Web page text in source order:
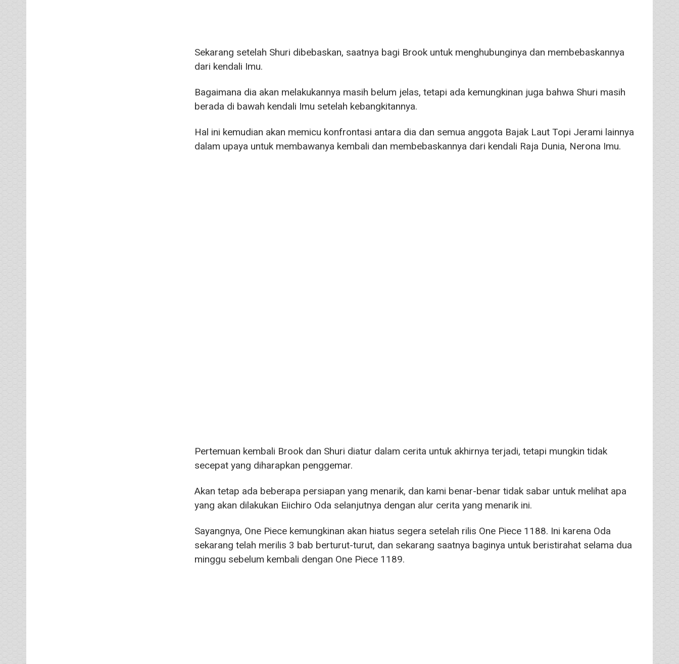
Sekarang setelah Shuri dibebaskan, saatnya bagi Brook untuk menghubunginya dan membebaskannya
dari kendali Imu.
Bagaimana dia akan melakukannya masih belum jelas, tetapi ada kemungkinan juga bahwa Shuri masih
berada di bawah kendali Imu setelah kebangkitannya.
Hal ini kemudian akan memicu konfrontasi antara dia dan semua anggota Bajak Laut Topi Jerami lainnya
dalam upaya untuk membawanya kembali dan membebaskannya dari kendali Raja Dunia, Nerona Imu.
Pertemuan kembali Brook dan Shuri diatur dalam cerita untuk akhirnya terjadi, tetapi mungkin tidak
secepat yang diharapkan penggemar.
Akan tetap ada beberapa persiapan yang menarik, dan kami benar-benar tidak sabar untuk melihat apa
yang akan dilakukan Eiichiro Oda selanjutnya dengan alur cerita yang menarik ini.
Sayangnya, One Piece kemungkinan akan hiatus segera setelah rilis One Piece 1188. Ini karena Oda
sekarang telah merilis 3 bab berturut-turut, dan sekarang saatnya baginya untuk beristirahat selama dua
minggu sebelum kembali dengan One Piece 1189.